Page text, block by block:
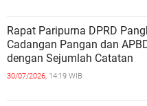
Rapat Paripurna DPRD
Cadangan Pangan dan
dengan Sejumlah Catatan
30/07/2026, 14:19 WIB